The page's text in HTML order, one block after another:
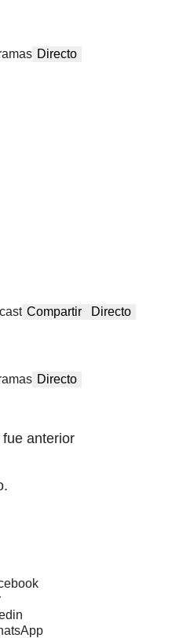
Directo
Compartir Directo
Directo
anterior